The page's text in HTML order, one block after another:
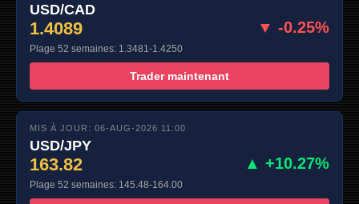
USD/CAD
1.4089 ▼ -0.25%
Plage 52 semaines: 1.3481-1.4250
Trader maintenant
MIS À JOUR: 06-AUG-2026 11:00
USD/JPY
163.82 ▲ +10.27%
Plage 52 semaines: 145.48-164.00